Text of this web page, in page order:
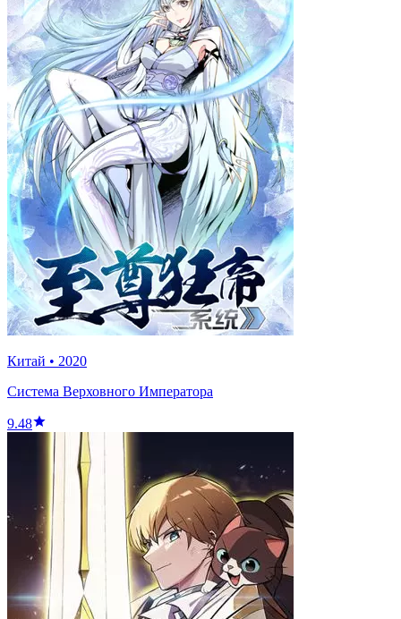
Китай • 2020
Система Верховного Императора
9.48